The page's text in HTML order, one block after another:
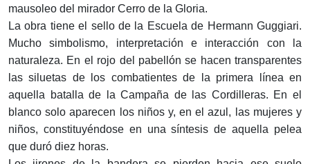
mausoleo del mirador Cerro de la Gloria.
La obra tiene el sello de la Escuela de Hermann Guggiari.
Mucho simbolismo, interpretación e interacción con la
naturaleza. En el rojo del pabellón se hacen transparentes
las siluetas de los combatientes de la primera línea en
aquella batalla de la Campaña de las Cordilleras. En el
blanco solo aparecen los niños y, en el azul, las mujeres y
niños, constituyéndose en una síntesis de aquella pelea
que duró diez horas.